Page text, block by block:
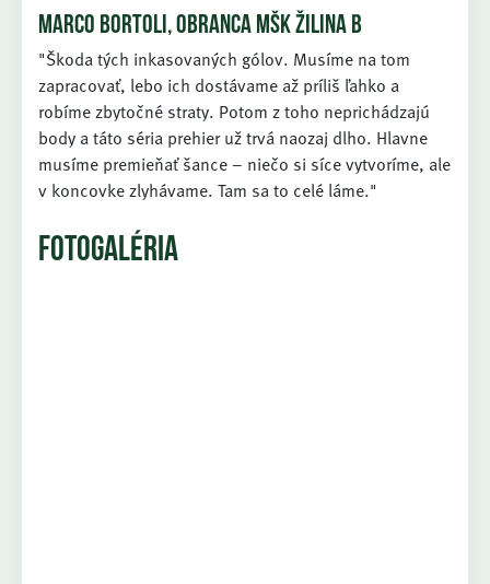
MARCO BORTOLI, OBRANCA MŠK ŽILINA B
"Škoda tých inkasovaných gólov. Musíme na tom
zapracovať, lebo ich dostávame až príliš ľahko a
robíme zbytočné straty. Potom z toho neprichádzajú
body a táto séria prehier už trvá naozaj dlho. Hlavne
musíme premieňať šance – niečo si síce vytvoríme, ale
v koncovke zlyhávame. Tam sa to celé láme."
FOTOGALÉRIA